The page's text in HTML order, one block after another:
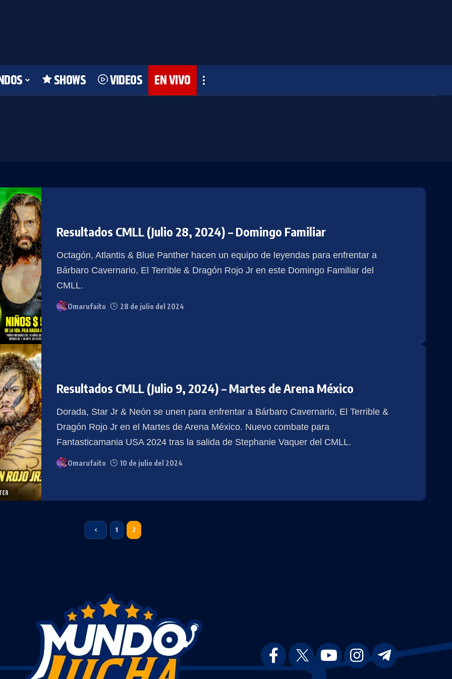
SHOWS VIDEOS EN VIVO
Resultados CMLL (Julio 28, 2024) – Domingo Familiar
Octagón, Atlantis & Blue Panther hacen un equipo de leyendas para enfrentar a
Bárbaro Cavernario, El Terrible & Dragón Rojo Jr en este Domingo Familiar del
CMLL.
Omarufaito 28 de julio del 2024
Resultados CMLL (Julio 9, 2024) – Martes de Arena México
Dorada, Star Jr & Neón se unen para enfrentar a Bárbaro Cavernario, El Terrible &
Dragón Rojo Jr en el Martes de Arena México. Nuevo combate para
Fantasticamania USA 2024 tras la salida de Stephanie Vaquer del CMLL.
Omarufaito 10 de julio del 2024
1 2